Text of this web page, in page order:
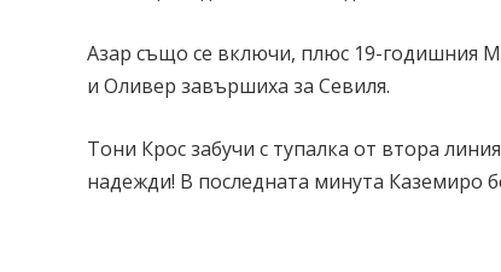
Азар също се включи, плюс 19-годишния
и Оливер завършиха за Севиля.
Тони Крос забучи с тупалка от втора
надежди! В последната минута Каземиро